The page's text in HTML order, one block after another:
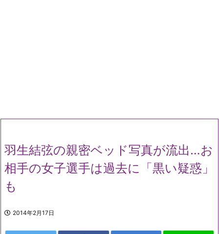
羽生結弦の親密ベッド写真が流出…お
相手の女子選手は過去に「黒い疑惑」
も
2014年2月17日